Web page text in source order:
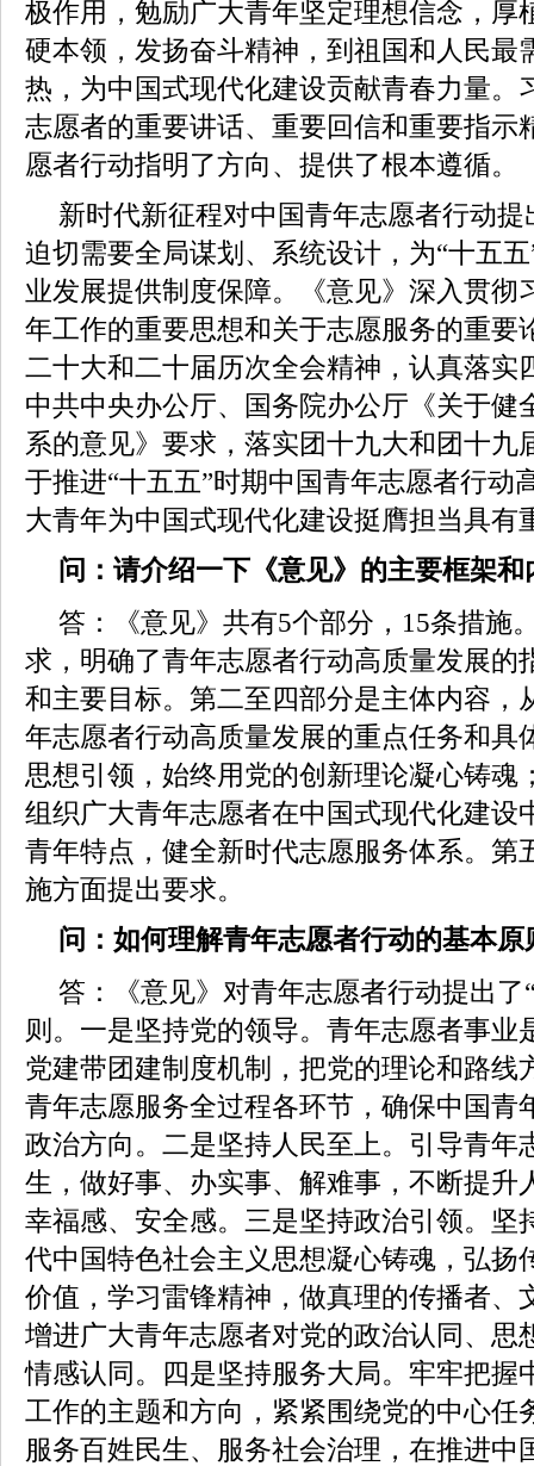
极作用，勉励广大青年坚定理想信念，厚
硬本领，发扬奋斗精神，到祖国和人民最
热，为中国式现代化建设贡献青春力量。
志愿者的重要讲话、重要回信和重要指示
愿者行动指明了方向、提供了根本遵循。
新时代新征程对中国青年志愿者行动
迫切需要全局谋划、系统设计，为“十五
业发展提供制度保障。《意见》深入贯彻
年工作的重要思想和关于志愿服务的重要
二十大和二十届历次全会精神，认真落实
中共中央办公厅、国务院办公厅《关于健
系的意见》要求，落实团十九大和团十九
于推进“十五五”时期中国青年志愿者行动
大青年为中国式现代化建设挺膺担当具有
问：请介绍一下《意见》的主要框架和
答：《意见》共有5个部分，15条措施
求，明确了青年志愿者行动高质量发展的
和主要目标。第二至四部分是主体内容，
年志愿者行动高质量发展的重点任务和具
思想引领，始终用党的创新理论凝心铸魂
组织广大青年志愿者在中国式现代化建设
青年特点，健全新时代志愿服务体系。第
施方面提出要求。
问：如何理解青年志愿者行动的基本原
答：《意见》对青年志愿者行动提出了
则。一是坚持党的领导。青年志愿者事业
党建带团建制度机制，把党的理论和路线
青年志愿服务全过程各环节，确保中国青
政治方向。二是坚持人民至上。引导青年
生，做好事、办实事、解难事，不断提升
幸福感、安全感。三是坚持政治引领。坚
代中国特色社会主义思想凝心铸魂，弘扬
价值，学习雷锋精神，做真理的传播者、
增进广大青年志愿者对党的政治认同、思
情感认同。四是坚持服务大局。牢牢把握
工作的主题和方向，紧紧围绕党的中心任
服务百姓民生、服务社会治理，在推进中